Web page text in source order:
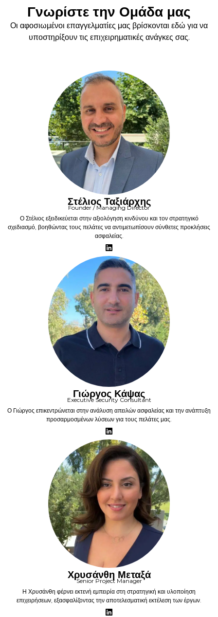
Γνωρίστε την Ομάδα μας
Οι αφοσιωμένοι επαγγελματίες μας βρίσκονται εδώ για να
υποστηρίξουν τις επιχειρηματικές ανάγκες σας.
Στέλιος Ταξιάρχης
Founder / Managing Director
Ο Στέλιος εξειδικεύεται στην αξιολόγηση κινδύνου και τον στρατηγικό
σχεδιασμό, βοηθώντας τους πελάτες να αντιμετωπίσουν σύνθετες προκλήσεις
ασφαλείας.
Γιώργος Κάψας
Executive Security Consultant
Ο Γιώργος επικεντρώνεται στην ανάλυση απειλών ασφαλείας και την ανάπτυξη
προσαρμοσμένων λύσεων για τους πελάτες μας.
Χρυσάνθη Μεταξά
Senior Project Manager
Η Χρυσάνθη φέρνει εκτενή εμπειρία στη στρατηγική και υλοποίηση
επιχειρήσεων, εξασφαλίζοντας την αποτελεσματική εκτέλεση των έργων.